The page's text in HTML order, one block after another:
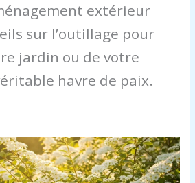
extérieur
sur l’outillage pour
jardin ou de votre
havre de paix.